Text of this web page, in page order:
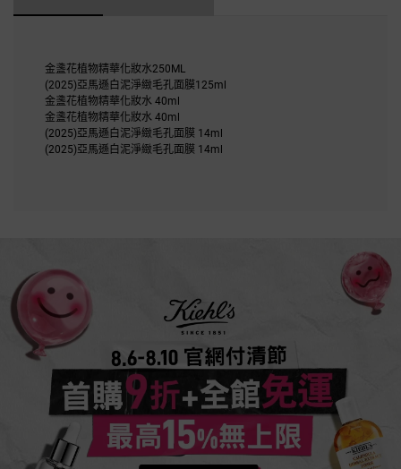
金盞花植物精華化妝水250ML
(2025)亞馬遜白泥淨緻毛孔面膜125ml
金盞花植物精華化妝水 40ml
金盞花植物精華化妝水 40ml
(2025)亞馬遜白泥淨緻毛孔面膜 14ml
(2025)亞馬遜白泥淨緻毛孔面膜 14ml